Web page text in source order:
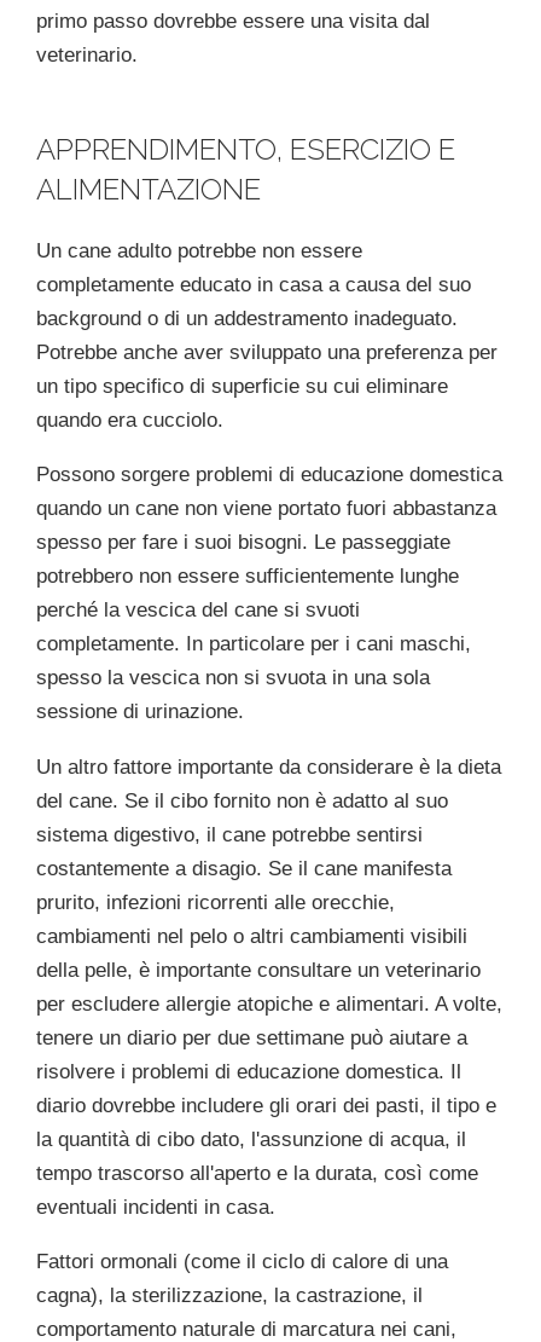
primo passo dovrebbe essere una visita dal
veterinario.
APPRENDIMENTO, ESERCIZIO E
ALIMENTAZIONE
Un cane adulto potrebbe non essere
completamente educato in casa a causa del suo
background o di un addestramento inadeguato.
Potrebbe anche aver sviluppato una preferenza per
un tipo specifico di superficie su cui eliminare
quando era cucciolo.
Possono sorgere problemi di educazione domestica
quando un cane non viene portato fuori abbastanza
spesso per fare i suoi bisogni. Le passeggiate
potrebbero non essere sufficientemente lunghe
perché la vescica del cane si svuoti
completamente. In particolare per i cani maschi,
spesso la vescica non si svuota in una sola
sessione di urinazione.
Un altro fattore importante da considerare è la dieta
del cane. Se il cibo fornito non è adatto al suo
sistema digestivo, il cane potrebbe sentirsi
costantemente a disagio. Se il cane manifesta
prurito, infezioni ricorrenti alle orecchie,
cambiamenti nel pelo o altri cambiamenti visibili
della pelle, è importante consultare un veterinario
per escludere allergie atopiche e alimentari. A volte,
tenere un diario per due settimane può aiutare a
risolvere i problemi di educazione domestica. Il
diario dovrebbe includere gli orari dei pasti, il tipo e
la quantità di cibo dato, l'assunzione di acqua, il
tempo trascorso all'aperto e la durata, così come
eventuali incidenti in casa.
Fattori ormonali (come il ciclo di calore di una
cagna), la sterilizzazione, la castrazione, il
comportamento naturale di marcatura nei cani,